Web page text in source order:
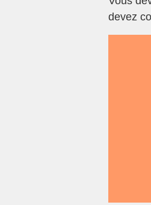
devez